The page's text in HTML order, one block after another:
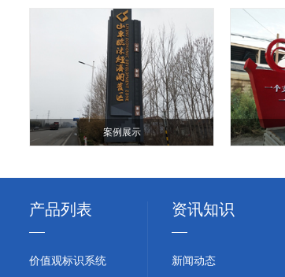
案例展示
产品列表
价值观标识系统
资讯知识
新闻动态